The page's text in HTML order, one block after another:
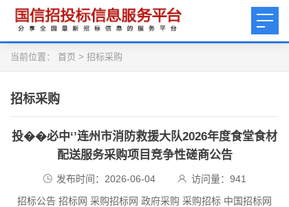
当前位置： 首页 > 招标采购
招标采购
投��必中‘’连州市消防救援大队2026年度食堂食材
配送服务采购项目竞争性磋商公告
发布时间：2026-06-04 访问量： 941
招标公告 招标网 采购招标网 政府采购 采购招标 中国招标网